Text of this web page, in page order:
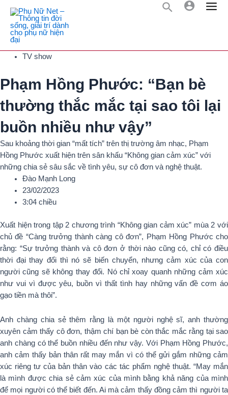
content
TV show
Phạm Hồng Phước: “Bạn bè
thường thắc mắc tại sao tôi lại
buồn nhiều như vậy”
Sau khoảng thời gian “mất tích” trên thị trường âm nhạc, Phạm
Hồng Phước xuất hiện trên sân khấu “Không gian cảm xúc” với
những chia sẻ sâu sắc về tình yêu, sự cô đơn và nghệ thuật.
Đào Mạnh Long
23/02/2023
3:04 chiều
Xuất hiện trong tập 2 chương trình “Không gian cảm xúc” mùa 2 với
chủ đề “Càng trưởng thành càng cô đơn”, Phạm Hồng Phước cho
rằng: “Sự trưởng thành và cô đơn ở thời nào cũng có, chỉ có điều
thời đại thay đổi thì nó sẽ biến chuyển, nhưng cảm xúc của con
người cũng sẽ không thay đổi. Nó chỉ xoay quanh những cảm xúc
như vui vì được yêu, buồn vì thất tình hay những vấn đề cơm áo
gạo tiền mà thôi”.
Anh chàng chia sẻ thêm rằng là một người nghệ sĩ, anh thường
xuyên cảm thấy cô đơn, thậm chí bạn bè còn thắc mắc rằng tại sao
anh chàng có thể buồn nhiều đến như vậy. Với Phạm Hồng Phước,
anh cảm thấy bản thân rất may mắn vì có thể gửi gắm những cảm
xúc riêng tư của bản thân vào các tác phẩm nghệ thuật. “May mắn
là mình được chia sẻ cảm xúc của mình bằng khả năng của mình
để mọi người có thể biết đến. Ai mà cảm thấy đồng cảm thì người ta